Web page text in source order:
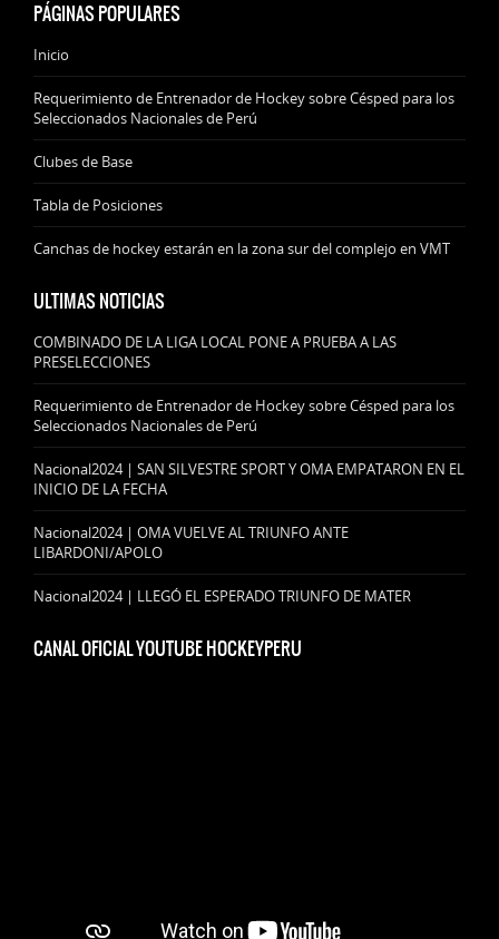
PÁGINAS POPULARES
Inicio
Requerimiento de Entrenador de Hockey sobre Césped para los
Seleccionados Nacionales de Perú
Clubes de Base
Tabla de Posiciones
Canchas de hockey estarán en la zona sur del complejo en VMT
ULTIMAS NOTICIAS
COMBINADO DE LA LIGA LOCAL PONE A PRUEBA A LAS
PRESELECCIONES
Requerimiento de Entrenador de Hockey sobre Césped para los
Seleccionados Nacionales de Perú
Nacional2024 | SAN SILVESTRE SPORT Y OMA EMPATARON EN EL
INICIO DE LA FECHA
Nacional2024 | OMA VUELVE AL TRIUNFO ANTE
LIBARDONI/APOLO
Nacional2024 | LLEGÓ EL ESPERADO TRIUNFO DE MATER
CANAL OFICIAL YOUTUBE HOCKEYPERU